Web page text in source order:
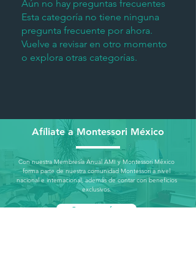
Aún no hay preguntas frecuentes
Esta categoría no tiene ninguna
pregunta frecuente por ahora.
Vuelve a revisar en otro momento
o explora otras categorías.
Afíliate a Montessori México
Con nuestra Membresía Anual AMI y Montessori México
forma parte de nuestra comunidad Montessori a nivel
nacional e internacional, además de contar con beneficios
exclusivos.
Conocer más...